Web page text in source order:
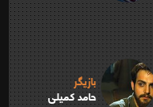
بازیگر
حامد کمیلی